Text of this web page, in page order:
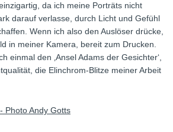
da ich meine Porträts nicht
darauf verlasse, durch Licht und Gefühl
Wenn ich also den Auslöser drücke,
in meiner Kamera, bereit zum Drucken.
einmal den ‚Ansel Adams der Gesichter‘,
die Elinchrom-Blitze meiner Arbeit